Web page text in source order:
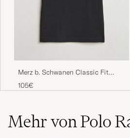
Mkt bra kvalitet, snygg, bra
CARL-MARTIN L
Der var pletter på da jeg
Merz b. Schwanen Classic Fit
Loopwheeled T-Shirt Black
105€
Mehr von Polo